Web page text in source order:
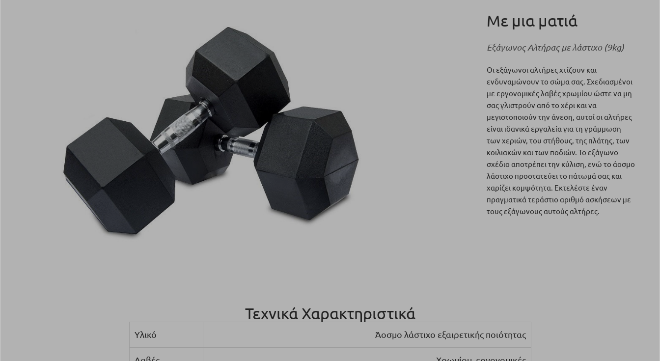
Με μια ματιά
Εξάγωνος Αλτήρας με λάστιχο (9kg)
Οι εξάγωνοι αλτήρες χτίζουν και
ενδυναμώνουν το σώμα σας. Σχεδιασμένοι
με εργονομικές λαβές χρωμίου ώστε να μη
σας γλιστρούν από το χέρι και να
μεγιστοποιούν την άνεση, αυτοί οι αλτήρες
είναι ιδανικά εργαλεία για τη γράμμωση
των χεριών, του στήθους, της πλάτης, των
κοιλιακών και των ποδιών. Το εξάγωνο
σχέδιο αποτρέπει την κύλιση, ενώ το άοσμο
λάστιχο προστατεύει το πάτωμά σας και
χαρίζει κομψότητα. Εκτελέστε έναν
πραγματικά τεράστιο αριθμό ασκήσεων με
τους εξάγωνους αυτούς αλτήρες.
Τεχνικά Χαρακτηριστικά
Υλικό Άοσμο λάστιχο εξαιρετικής ποιότητας